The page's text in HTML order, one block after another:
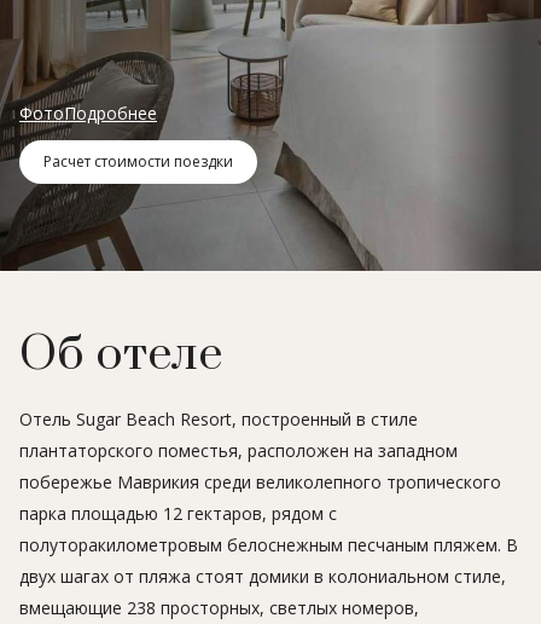
ФотоПодробнее
Расчет стоимости поездки
Об отеле
Отель Sugar Beach Resort, построенный в стиле
плантаторского поместья, расположен на западном
побережье Маврикия среди великолепного тропического
парка площадью 12 гектаров, рядом с
полуторакилометровым белоснежным песчаным пляжем. В
двух шагах от пляжа стоят домики в колониальном стиле,
вмещающие 238 просторных, светлых номеров,